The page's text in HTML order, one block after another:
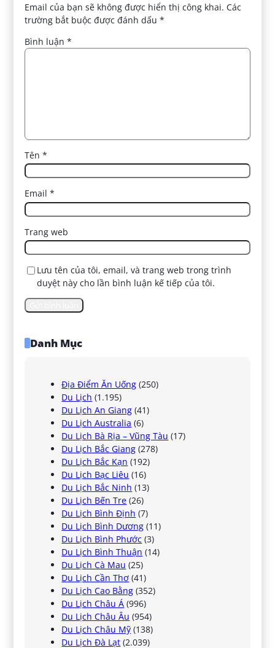
Email của bạn sẽ không được hiển thị công khai. Các
trường bắt buộc được đánh dấu*
Bình luận*
Tên*
Email*
Trang web
Lưu tên của tôi, email, và trang web trong trình
duyệt này cho lần bình luận kế tiếp của tôi.
Danh Mục
Địa Điểm Ăn Uống (250)
Du Lịch (1.195)
Du Lịch An Giang (41)
Du Lịch Australia (6)
Du Lịch Bà Rịa – Vũng Tàu (17)
Du Lịch Bắc Giang (278)
Du Lịch Bắc Kạn (192)
Du Lịch Bạc Liêu (16)
Du Lịch Bắc Ninh (13)
Du Lịch Bến Tre (26)
Du Lịch Bình Định (7)
Du Lịch Bình Dương (11)
Du Lịch Bình Phước (3)
Du Lịch Bình Thuận (14)
Du Lịch Cà Mau (25)
Du Lịch Cần Thơ (41)
Du Lịch Cao Bằng (352)
Du Lịch Châu Á (996)
Du Lịch Châu Âu (954)
Du Lịch Châu Mỹ (138)
Du Lịch Đà Lạt (2.039)